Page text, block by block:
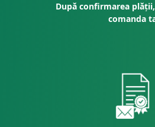
După confirmarea
comanda